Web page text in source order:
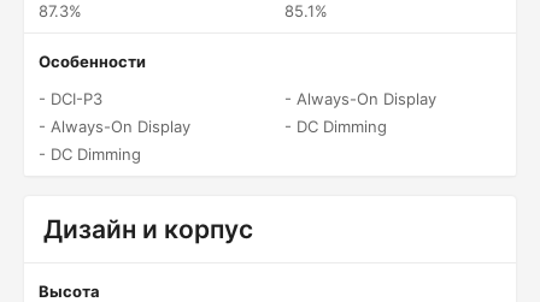
87.3%
85.1%
Особенности
- DCI-P3
- Always-On Display
- DC Dimming
- Always-On Display
- DC Dimming
Дизайн и корпус
Высота